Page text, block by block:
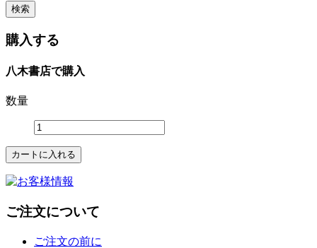
購入する
八木書店で購入
数量
ご注文について
ご注文の前に